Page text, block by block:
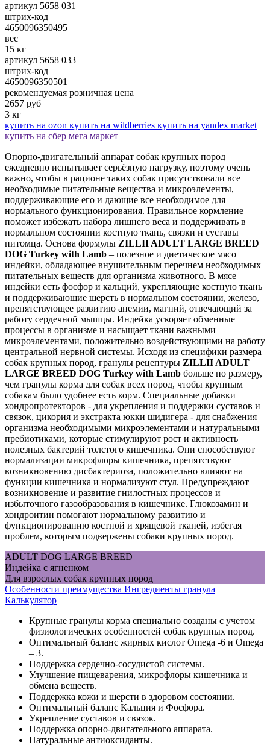
артикул 5658 031
штрих-код
4650096350495
вес
15 кг
артикул 5658 033
штрих-код
4650096350501
рекомендуемая розничная цена
2657 руб
3 кг
купить на ozon купить на wildberries купить на yandex market
купить на сбер мега маркет
Опорно-двигательный аппарат собак крупных пород
ежедневно испытывает серьёзную нагрузку, поэтому очень
важно, чтобы в рационе таких собак присутствовали все
необходимые питательные вещества и микроэлементы,
поддерживающие его и дающие все необходимое для
нормального функционирования. Правильное кормление
поможет избежать набора лишнего веса и поддерживать в
нормальном состоянии костную ткань, связки и суставы
питомца. Основа формулы ZILLII ADULT LARGE BREED
DOG Turkey with Lamb – полезное и диетическое мясо
индейки, обладающее внушительным перечнем необходимых
питательных веществ для организма животного. В мясе
индейки есть фосфор и кальций, укрепляющие костную ткань
и поддерживающие шерсть в нормальном состоянии, железо,
препятствующее развитию анемии, магний, отвечающий за
работу сердечной мышцы. Индейка ускоряет обменные
процессы в организме и насыщает ткани важными
микроэлементами, положительно воздействующими на работу
центральной нервной системы. Исходя из специфики размера
собак крупных пород, гранулы рецептуры ZILLII ADULT
LARGE BREED DOG Turkey with Lamb больше по размеру,
чем гранулы корма для собак всех пород, чтобы крупным
собакам было удобнее есть корм. Специальные добавки
хондропротекторов - для укрепления и поддержки суставов и
связок, цикория и экстракта юкки шидигера - для снабжения
организма необходимыми микроэлементами и натуральными
пребиотиками, которые стимулируют рост и активность
полезных бактерий толстого кишечника. Они способствуют
нормализации микрофлоры кишечника, препятствуют
возникновению дисбактериоза, положительно влияют на
функции кишечника и нормализуют стул. Предупреждают
возникновение и развитие гнилостных процессов и
избыточного газообразования в кишечнике. Глюкозамин и
хондроитин помогают нормальному развитию и
функционированию костной и хрящевой тканей, избегая
проблем, которым подвержены собаки крупных пород.
ADULT DOG LARGE BREED
Индейка с ягненком
Для взрослых собак крупных пород
Особенности преимущества Ингредиенты гранула
Калькулятор
Крупные гранулы корма специально созданы с учетом
физиологических особенностей собак крупных пород.
Оптимальный баланс жирных кислот Omega -6 и Omega
– 3.
Поддержка сердечно-сосудистой системы.
Улучшение пищеварения, микрофлоры кишечника и
обмена веществ.
Поддержка кожи и шерсти в здоровом состоянии.
Оптимальный баланс Кальция и Фосфора.
Укрепление суставов и связок.
Поддержка опорно-двигательного аппарата.
Натуральные антиоксиданты.